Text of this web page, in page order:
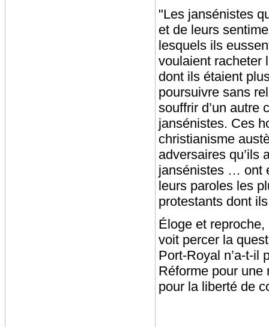
"Les jansénistes
et de leurs
lesquels ils
voulaient racheter
dont ils étaient
poursuivre sans
souffrir d’un autre
jansénistes. Ces
christianisme
adversaires qu’ils
jansénistes … ont
leurs paroles les
protestants dont
Éloge et
voit percer la
Port-Royal n’a-t-il
Réforme pour une
pour la liberté de